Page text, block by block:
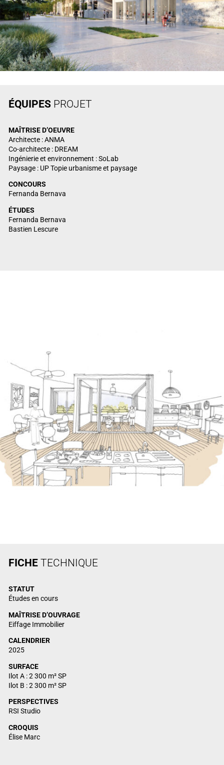
ÉQUIPESPROJET
MAÎTRISED’OEUVRE
Architecte : ANMA
Co-architecte : DREAM
Ingénierie et environnement : SoLab
Paysage : UP Topie urbanisme et paysage
CONCOURS
Fernanda Bernava
ÉTUDES
Fernanda Bernava
Bastien Lescure
FICHETECHNIQUE
STATUT
Études en cours
MAÎTRISE D’OUVRAGE
Eiffage Immobilier
CALENDRIER
2025
SURFACE
Ilot A : 2 300 m² SP
Ilot B : 2 300 m² SP
PERSPECTIVES
RSI Studio
CROQUIS
Élise Marc